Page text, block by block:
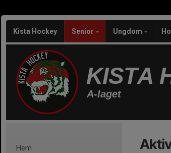
Kista Hockey Senior Ungdom
KISTA
A-laget
Hem